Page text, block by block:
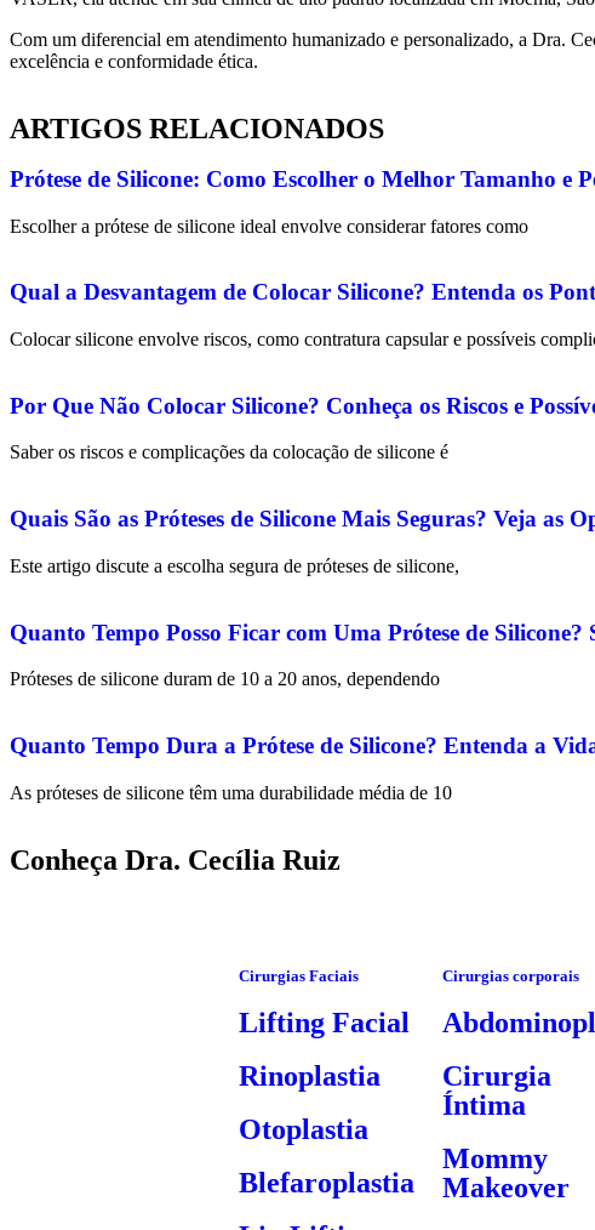
Com um diferencial em atendimento humanizado e personalizado, a Dra.
excelência e conformidade ética.
ARTIGOS RELACIONADOS
Prótese de Silicone: Como Escolher o Melhor Tamanho e
Escolher a prótese de silicone ideal envolve considerar fatores como
Qual a Desvantagem de Colocar Silicone? Entenda os
Colocar silicone envolve riscos, como contratura capsular e possíveis
Por Que Não Colocar Silicone? Conheça os Riscos e
Saber os riscos e complicações da colocação de silicone é
Quais São as Próteses de Silicone Mais Seguras? Veja as
Este artigo discute a escolha segura de próteses de silicone,
Quanto Tempo Posso Ficar com Uma Prótese de
Próteses de silicone duram de 10 a 20 anos, dependendo
Quanto Tempo Dura a Prótese de Silicone? Entenda a
As próteses de silicone têm uma durabilidade média de 10
Conheça Dra. Cecília Ruiz
Cirurgias Faciais
Lifting Facial
Rinoplastia
Otoplastia
Blefaroplastia
Cirurgias corporais
Cirurgia
Íntima
Mommy
Makeover